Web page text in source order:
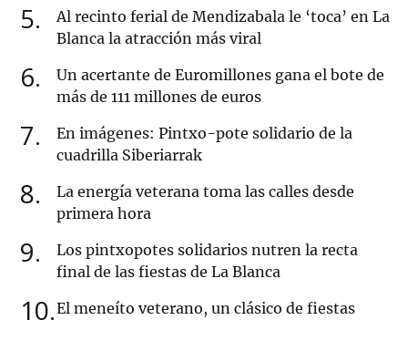
5
Al recinto ferial de Mendizabala le ‘toca’ en La
Blanca la atracción más viral
6
Un acertante de Euromillones gana el bote de
más de 111 millones de euros
7
En imágenes: Pintxo-pote solidario de la
cuadrilla Siberiarrak
8
La energía veterana toma las calles desde
primera hora
9
Los pintxopotes solidarios nutren la recta
final de las fiestas de La Blanca
10 El meneíto veterano, un clásico de fiestas